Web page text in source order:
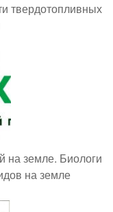
твердотопливных
на земле. Биологи
на земле